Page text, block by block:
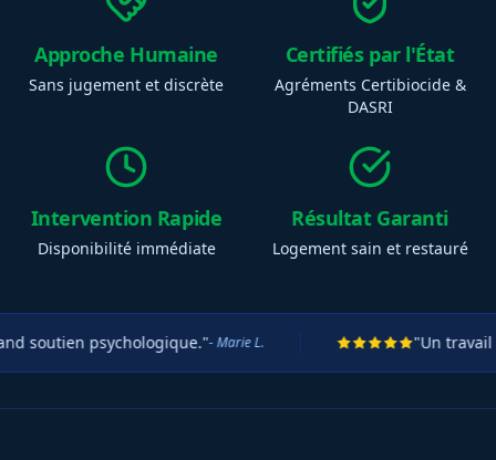
Approche Humaine
Sans jugement et discrète
Certifiés par l'État
Agréments Certibiocide &
DASRI
Intervention Rapide
Disponibilité immédiate
Résultat Garanti
Logement sain et restauré
psychologique."- Marie L. "Un travail